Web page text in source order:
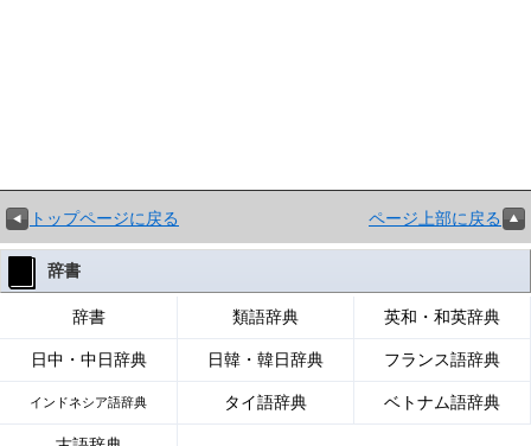
トップページに戻る ページ上部に戻る
辞書
辞書 類語辞典 英和・和英辞典
日中・中日辞典 日韓・韓日辞典 フランス語辞典
インドネシア語辞典 タイ語辞典 ベトナム語辞典